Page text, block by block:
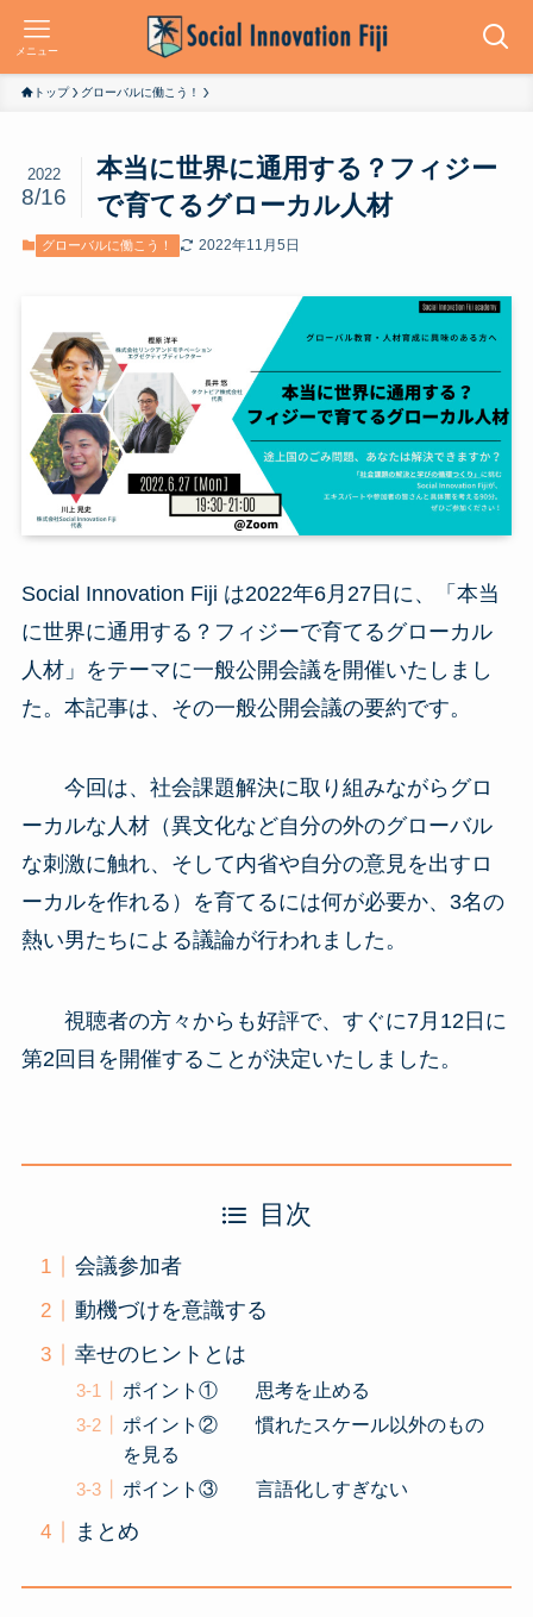
メニュー
トップ グローバルに働こう！
本当に世界に通用する？フィジー
で育てるグローカル人材
2022
8/16
グローバルに働こう！ 2022年11月5日
Social Innovation Fiji は2022年6月27日に、「本当
に世界に通用する？フィジーで育てるグローカル
人材」をテーマに一般公開会議を開催いたしまし
た。本記事は、その一般公開会議の要約です。
今回は、社会課題解決に取り組みながらグロ
ーカルな人材（異文化など自分の外のグローバル
な刺激に触れ、そして内省や自分の意見を出すロ
ーカルを作れる）を育てるには何が必要か、3名の
熱い男たちによる議論が行われました。
視聴者の方々からも好評で、すぐに7月12日に
第2回目を開催することが決定いたしました。
目次
会議参加者
動機づけを意識する
幸せのヒントとは
ポイント① 思考を止める
ポイント② 慣れたスケール以外のもの
を見る
ポイント③ 言語化しすぎない
まとめ